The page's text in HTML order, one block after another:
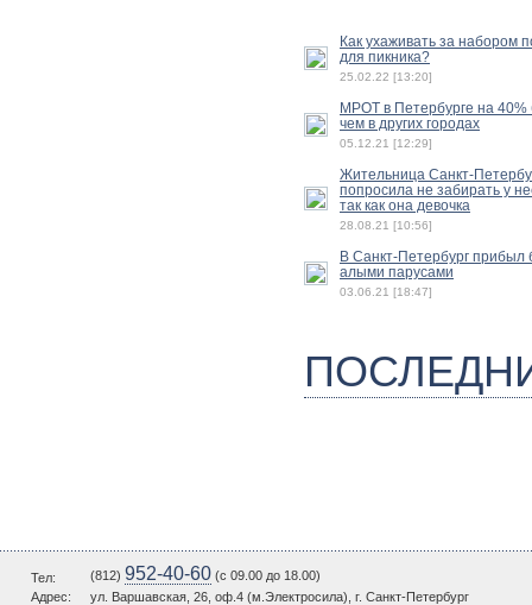
Как ухаживать за набором
для пикника?
25.02.22 [13:20]
МРОТ в Петербурге на 40%
чем в других городах
05.12.21 [12:29]
Жительница Санкт-
попросила не забирать у
так как она девочка
28.08.21 [10:56]
В Санкт-Петербург прибыл
алыми парусами
03.06.21 [18:47]
Тел: (812) 952-40-60 (c 09.00 до 18.00)
Адрес:
ул. Варшавская, 26, оф.4 (м.Электросила), г. Санкт-Петербург